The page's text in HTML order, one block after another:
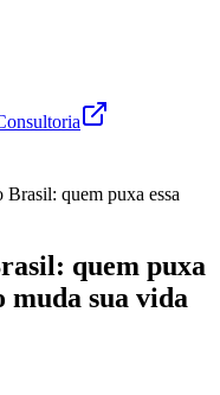
quem puxa essa
quem puxa
muda sua vida